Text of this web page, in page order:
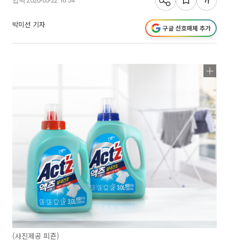
박미선 기자 구글 선호매체 추가
(사진제공 피죤)